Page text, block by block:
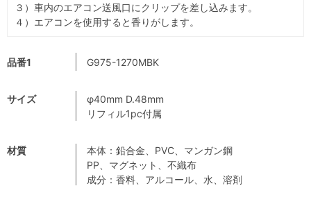
品番1 G975-1270MBK
サイズ
φ40mm D.48mm
リフィル1pc付属
材質
本体：鉛合金、PVC、マンガン鋼
PP、マグネット、不織布
成分：香料、アルコール、水、溶剤
３）車内のエアコン送風口にクリップを差し込みます。
４）エアコンを使用すると香りがします。